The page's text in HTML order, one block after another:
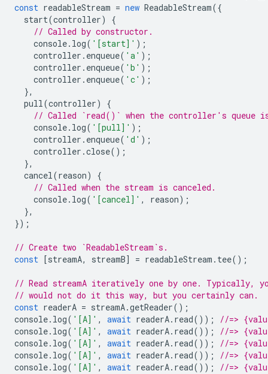
const readableStream = new ReadableStream({
start(controller)
{
// Called by constructor.
console. log( '[start]' );
controller . enqueue( 'a' );
controller . enqueue( 'b' );
controller . enqueue( 'c' );
},
pull(controller)
{
// Called `read()` when the controller's queue
console. log( '[pull]' );
controller . enqueue( 'd' );
controller .close();
},
cancel(reason)
{
// Called when the stream is canceled.
console. log( '[cancel]' , reason);
},
});
// Create two `ReadableStream`s.
const
[streamA, streamB] = readableStream . tee();
// Read streamA iteratively one by one. Typically,
// would not do it this way, but you certainly can.
const readerA = streamA.getReader();
console. log( '[A]' , await readerA. read());
//=>
console. log( '[A]' , await readerA. read());
//=>
console. log( '[A]' , await readerA. read());
//=>
console. log( '[A]' , await readerA. read());
//=>
console. log( '[A]' , await readerA. read()); //=>